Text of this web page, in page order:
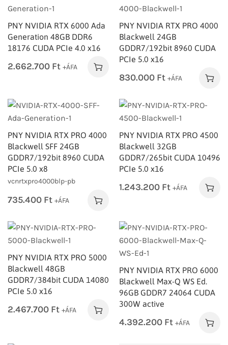
PNY NVIDIA RTX 6000 Ada
Generation 48GB DDR6
18176 CUDA PCIe 4.0 x16
2.662.700 Ft +ÁFA
PNY NVIDIA RTX PRO 4000
Blackwell 24GB
GDDR7/192bit 8960 CUDA
PCIe 5.0 x16
830.000 Ft +ÁFA
PNY NVIDIA RTX PRO 4000
Blackwell SFF 24GB
GDDR7/192bit 8960 CUDA
PCIe 5.0 x8
vcnrtxpro4000blp-pb
735.400 Ft +ÁFA
PNY NVIDIA RTX PRO 4500
Blackwell 32GB
GDDR7/265bit CUDA 10496
PCIe 5.0 x16
1.243.200 Ft +ÁFA
PNY NVIDIA RTX PRO 5000
Blackwell 48GB
GDDR7/384bit CUDA 14080
PCIe 5.0 x16
2.467.700 Ft +ÁFA
PNY NVIDIA RTX PRO 6000
Blackwell Max-Q WS Ed.
96GB GDDR7 24064 CUDA
300W active
4.392.200 Ft +ÁFA